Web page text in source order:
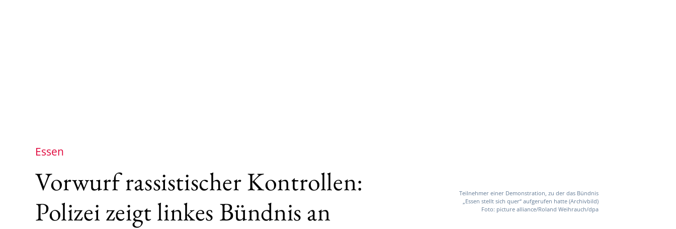
Essen
Vorwurf rassistischer Kontrollen:
Polizei zeigt linkes Bündnis an
Teilnehmer einer Demonstration, zu der das Bündnis
„Essen stellt sich quer“ aufgerufen hatte (Archivbild)
Foto: picture alliance/Roland Weihrauch/dpa